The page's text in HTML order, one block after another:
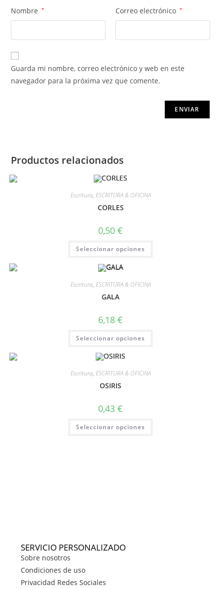
Nombre * Correo electrónico *
Guarda mi nombre, correo electrónico y web en este
navegador para la próxima vez que comente.
Productos relacionados
Escritura, ESCRITURA & OFICINA
CORLES
0,50 €
Seleccionar opciones
Escritura, ESCRITURA & OFICINA
GALA
6,18 €
Seleccionar opciones
Escritura, ESCRITURA & OFICINA
OSIRIS
0,43 €
Seleccionar opciones
SERVICIO PERSONALIZADO
Sobre nosotros
Condiciones de uso
Privacidad Redes Sociales